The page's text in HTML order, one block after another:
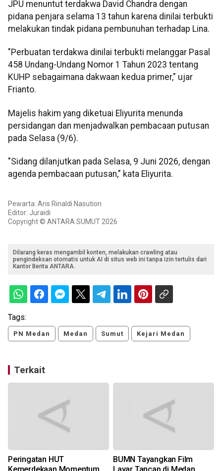
JPU menuntut terdakwa David Chandra dengan
pidana penjara selama 13 tahun karena dinilai terbukti
melakukan tindak pidana pembunuhan terhadap Lina.
"Perbuatan terdakwa dinilai terbukti melanggar Pasal
458 Undang-Undang Nomor 1 Tahun 2023 tentang
KUHP sebagaimana dakwaan kedua primer," ujar
Frianto.
Majelis hakim yang diketuai Eliyurita menunda
persidangan dan menjadwalkan pembacaan putusan
pada Selasa (9/6).
"Sidang dilanjutkan pada Selasa, 9 Juni 2026, dengan
agenda pembacaan putusan," kata Eliyurita.
Pewarta: Aris Rinaldi Nasution
Editor: Juraidi
Copyright © ANTARA SUMUT 2026
Dilarang keras mengambil konten, melakukan crawling atau
pengindeksan otomatis untuk AI di situs web ini tanpa izin tertulis dari
Kantor Berita ANTARA.
Tags:
PN Medan Medan Sumut Kejari Medan
Terkait
Peringatan HUT
BUMN Tayangkan Film